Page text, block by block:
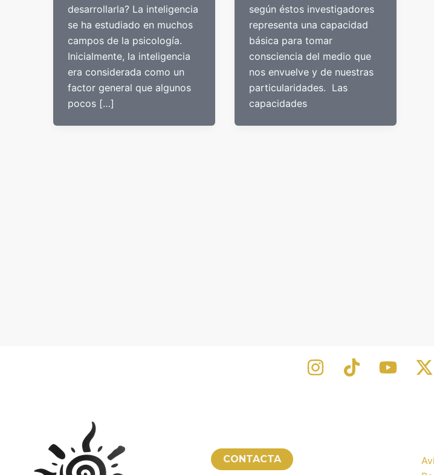
desarrollarla? La inteligencia
se ha estudiado en muchos
campos de la psicología.
Inicialmente, la inteligencia
era considerada como un
factor general que algunos
pocos […]
según éstos investigadores
representa una capacidad
básica para tomar
consciencia del medio que
nos envuelve y de nuestras
particularidades. Las
capacidades
CONTACTA